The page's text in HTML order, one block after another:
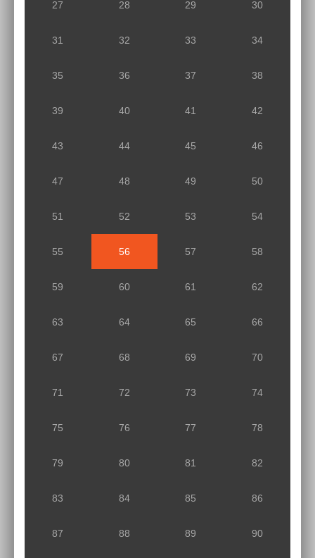
27 28 29 30
31 32 33 34
35 36 37 38
39 40 41 42
43 44 45 46
47 48 49 50
51 52 53 54
55 56 57 58
59 60 61 62
63 64 65 66
67 68 69 70
71 72 73 74
75 76 77 78
79 80 81 82
83 84 85 86
87 88 89 90